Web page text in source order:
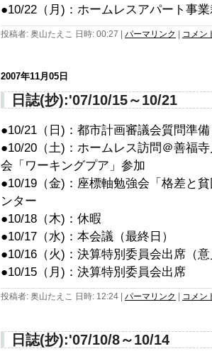
●10/22（月)：ホームレスアパート事
投稿者: 奥山たえこ 日時: 00:27 パーマリンク コメン
2007年11月05日
日誌(抄):'07/10/15～10/21
●10/21（日)：都市計画審議会質問準備
●10/20（土)：ホームレス訪問＠善福
会「ワーキングプア」参加
●10/19（金)：座標軸勉強会「格差と
ンター
●10/18（木)：休暇
●10/17（水)：本会議（最終日）
●10/16（火)：決算特別委員会出席（
●10/15（月)：決算特別委員会出席
投稿者: 奥山たえこ 日時: 12:24 パーマリンク コメン
日誌(抄):'07/10/8～10/14